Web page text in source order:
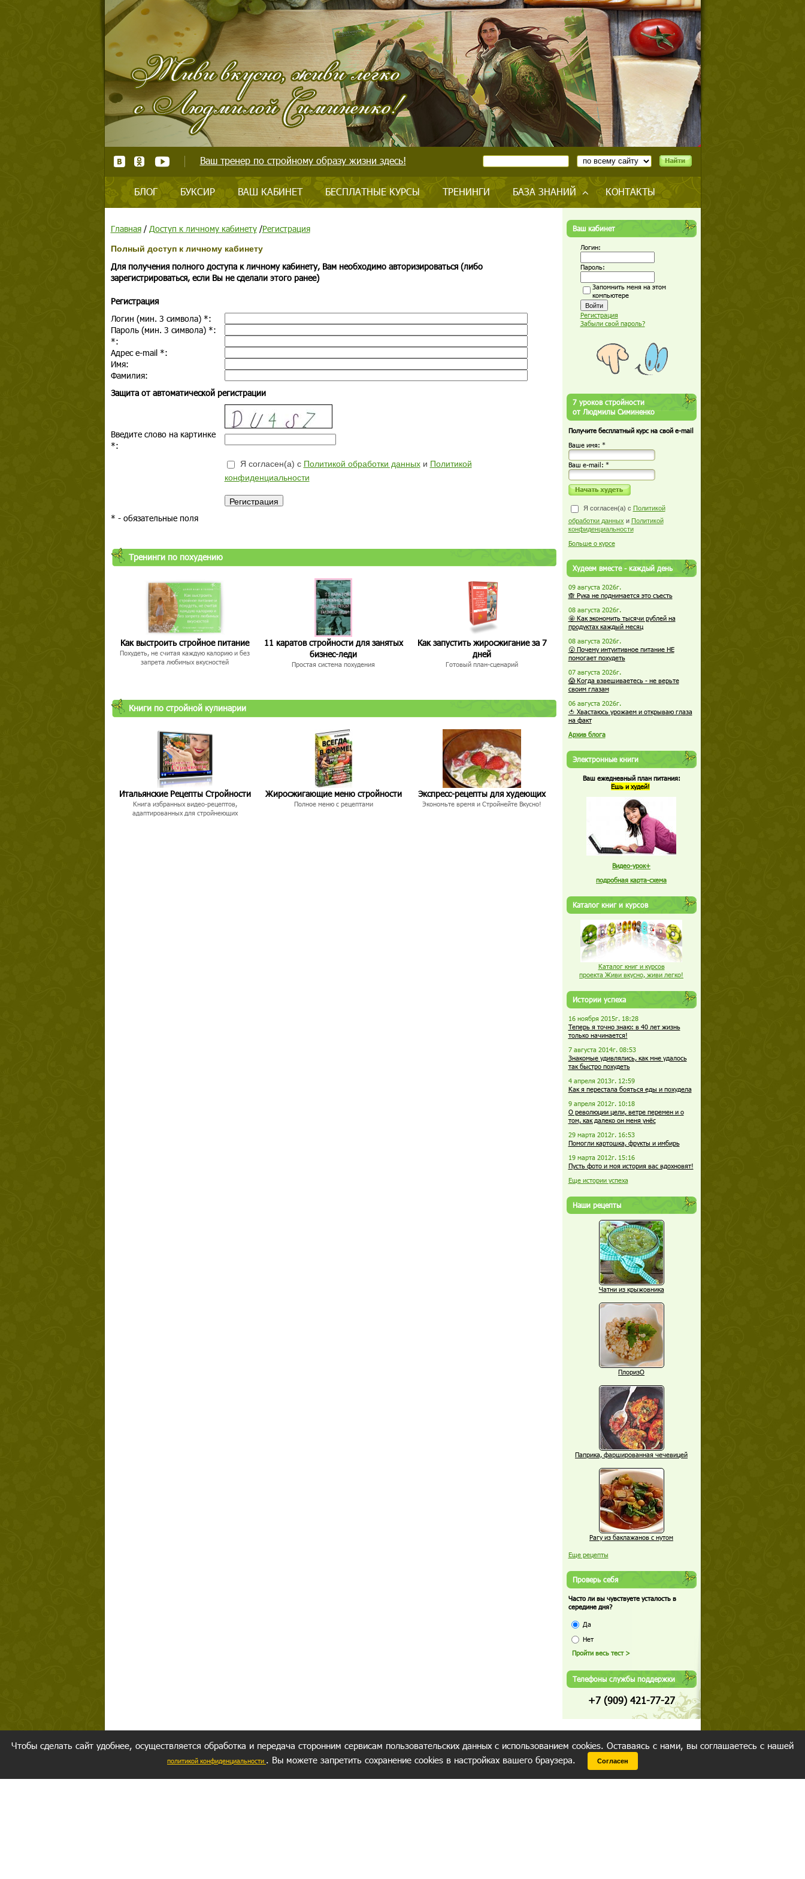
Ваш тренер по стройному образу жизни здесь!
БЛОГ БУКСИР ВАШ КАБИНЕТ БЕСПЛАТНЫЕ КУРСЫ ТРЕНИНГИ БАЗА ЗНАНИЙ КОНТАКТЫ
Главная/ Доступ к личному кабинету/Регистрация
Полный доступ к личному кабинету
Для получения полного доступа к личному кабинету, Вам необходимо авторизироваться (либо
зарегистрироваться, если Вы не сделали этого ранее)
Регистрация
Логин (мин. 3 символа) *:
Пароль (мин. 3 символа) *:
*:
Адрес e-mail *:
Имя:
Фамилия:
Защита от автоматической регистрации
Введите слово на картинке
*:
Я согласен(а) с Политикой обработки данныхи Политикой
конфиденциальности
* - обязательные поля
Тренинги по похудению
Как выстроить стройное питание
Похудеть, не считая каждую калорию и без
запрета любимых вкусностей
11 каратов стройности для занятых
бизнес-леди
Простая система похудения
Как запустить жиросжигание за 7
дней
Готовый план-сценарий
Книги по стройной кулинарии
Итальянские Рецепты Стройности
Книга избранных видео-рецептов,
адаптированных для стройнеющих
Жиросжигающие меню стройности
Полное меню с рецептами
Экспресс-рецепты для худеющих
Экономьте время и Стройнейте Вкусно!
Ваш кабинет
Логин:
Пароль:
Запомнить меня на этом
компьютере
Регистрация
Забыли свой пароль?
7 уроков стройности
от Людмилы Симиненко
Получите бесплатный курс на свой e-mail
Ваше имя: *
Ваш е-mail: *
Я согласен(а) с Политикой
обработки данных и Политикой
конфиденциальности
Больше о курсе
Худеем вместе - каждый день
09 августа 2026г.
🙈 Рука не поднимается это съесть
08 августа 2026г.
🤩 Как экономить тысячи рублей на
продуктах каждый месяц
08 августа 2026г.
😮 Почему интуитивное питание НЕ
помогает похудеть
07 августа 2026г.
😱 Когда взвешиваетесь - не верьте
своим глазам
06 августа 2026г.
🍅 Хвастаюсь урожаем и открываю глаза
на факт
Архив блога
Электронные книги
Ваш ежедневный план питания:
Ешь и худей!
Видео-урок+
подробная карта-схема
Каталог книг и курсов
Каталог книг и курсов
проекта Живи вкусно, живи легко!
Истории успеха
16 ноября 2015г. 18:28
Теперь я точно знаю: в 40 лет жизнь
только начинается!
7 августа 2014г. 08:53
Знакомые удивлялись, как мне удалось
так быстро похудеть
4 апреля 2013г. 12:59
Как я перестала бояться еды и похудела
9 апреля 2012г. 10:18
О революции цели, ветре перемен и о
том, как далеко он меня унёс
29 марта 2012г. 16:53
Помогли картошка, фрукты и имбирь
19 марта 2012г. 15:16
Пусть фото и моя история вас вдохновят!
Еще истории успеха
Наши рецепты
Чатни из крыжовника
ПлоризО
Паприка, фаршированная чечевицей
Рагу из баклажанов с нутом
Еще рецепты
Проверь себя
Часто ли вы чувствуете усталость в
середине дня?
Да
Нет
Телефоны службы поддержки
+7 (909) 421-77-27
Чтобы сделать сайт удобнее, осуществляется обработка и передача сторонним сервисам пользовательских данных с использованием cookies. Оставаясь с нами, вы соглашаетесь с нашей
политикой конфиденциальности . Вы можете запретить сохранение cookies в настройках вашего браузера. Согласен